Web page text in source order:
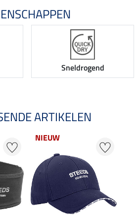
Sneldrogend
ARTIKELEN
NIEUW